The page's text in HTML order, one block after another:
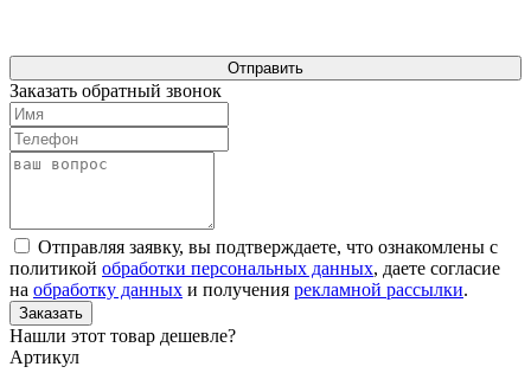
Отправить
Заказать обратный звонок
Отправляя заявку, вы подтверждаете, что ознакомлены с
политикой обработки персональных данных, даете согласие
на обработку данных и получения рекламной рассылки.
Заказать
Нашли этот товар дешевле?
Артикул